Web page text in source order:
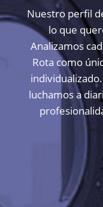
Nuestro perfil
lo que
Analizamos
Rota como
luchamos a